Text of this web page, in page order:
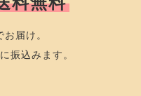
届け。
振込みます。